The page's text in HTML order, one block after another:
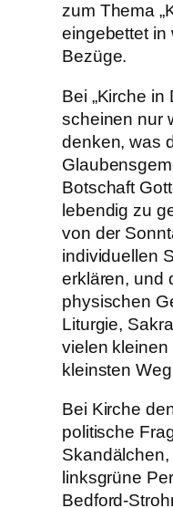
zum Thema
eingebettet in
Bezüge.
Bei „Kirche in
scheinen nur
denken, was
Botschaft
lebendig zu
von der
individuellen
erklären, und
physischen
Liturgie,
vielen kleinen
kleinsten
Bei Kirche
politische
linksgrüne
Bedford-